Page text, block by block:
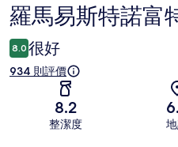
評
價
羅馬易斯特諾富
8.0 很好
934 則評價
8.2
整潔度